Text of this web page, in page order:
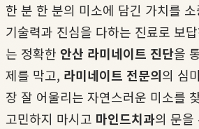
한 분 한 분의 미소에 담긴 가치를
기술력과 진심을 다하는 진료로 보
는 정확한 안산 라미네이트 진단을
제를 막고, 라미네이트 전문의의 심
장 잘 어울리는 자연스러운 미소를
고민하지 마시고 마인드치과의 문을